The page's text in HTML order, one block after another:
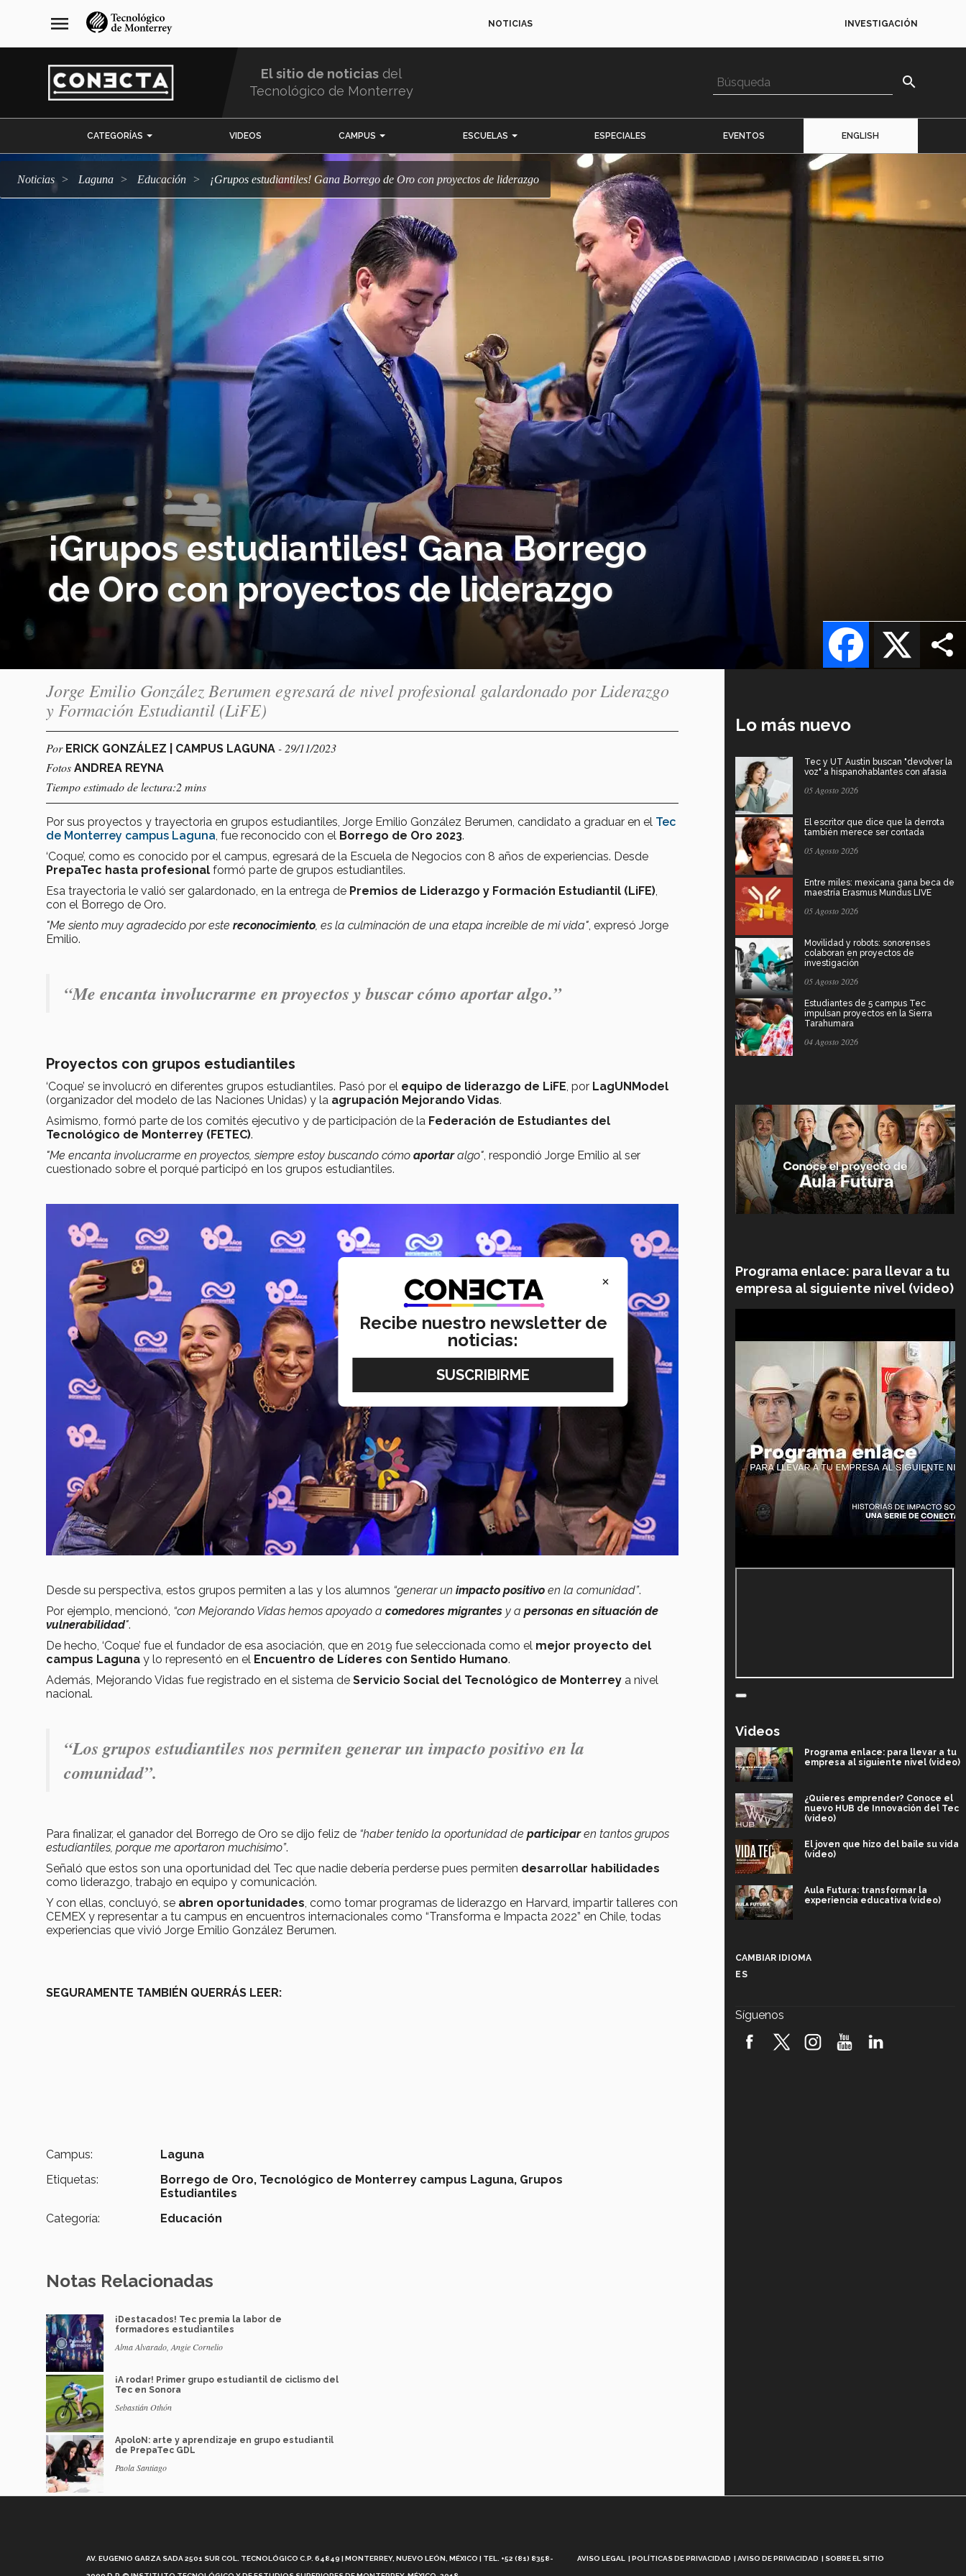
navegación
principal
menu NOTICIAS INVESTIGACIÓN
El sitio de noticias del
Tecnológico de Monterrey
search
CATEGORÍAS VIDEOS CAMPUS ESCUELAS ESPECIALES EVENTOS ENGLISH
Noticias Laguna Educación ¡Grupos estudiantiles! Gana Borrego de Oro con proyectos de liderazgo
¡Grupos estudiantiles! Gana Borrego
de Oro con proyectos de liderazgo
X
Facebook
Jorge Emilio González Berumen egresará de nivel profesional galardonado por Liderazgo
y Formación Estudiantil (LiFE)
Por ERICK GONZÁLEZ | CAMPUS LAGUNA - 29/11/2023
Fotos ANDREA REYNA
Tiempo estimado de lectura:2 mins
Por sus proyectos y trayectoria en grupos estudiantiles, Jorge Emilio González Berumen, candidato a graduar en el Tec
de Monterrey campus Laguna , fue reconocido con el Borrego de Oro 2023.
‘Coque’, como es conocido por el campus, egresará de la Escuela de Negocios con 8 años de experiencias. Desde
PrepaTec hasta profesional formó parte de grupos estudiantiles.
Esa trayectoria le valió ser galardonado, en la entrega de Premios de Liderazgo y Formación Estudiantil (LiFE)
con el Borrego de Oro.
"Me siento muy agradecido por este reconocimiento , es la culminación de una etapa increíble de mi vida" , expresó Jorge
Emilio.
“Me encanta involucrarme en proyectos y buscar cómo aportar algo.”
Proyectos con grupos estudiantiles
‘Coque’ se involucró en diferentes grupos estudiantiles. Pasó por el equipo de liderazgo de LiFE , por LagUNModel
(organizador del modelo de las Naciones Unidas) y la agrupación Mejorando Vidas.
Asimismo, formó parte de los comités ejecutivo y de participación de la Federación de Estudiantes del
Tecnológico de Monterrey (FETEC).
"Me encanta involucrarme en proyectos, siempre estoy buscando cómo aportaralgo" , respondió Jorge Emilio al ser
cuestionado sobre el porqué participó en los grupos estudiantiles.
Desde su perspectiva, estos grupos permiten a las y los alumnos “generar un impacto positivo en la comunidad”.
Por ejemplo, mencionó, “con Mejorando Vidas hemos apoyado a comedores migrantes y a personas en situación de
vulnerabilidad".
De hecho, ‘Coque’ fue el fundador de esa asociación, que en 2019 fue seleccionada como el mejor proyecto del
campus Laguna y lo representó en el Encuentro de Líderes con Sentido Humano.
Además, Mejorando Vidas fue registrado en el sistema de Servicio Social del Tecnológico de Monterrey a nivel
nacional.
“Los grupos estudiantiles nos permiten generar un impacto positivo en la
comunidad”.
Para finalizar, el ganador del Borrego de Oro se dijo feliz de “haber tenido la oportunidad de participaren tantos grupos
estudiantiles, porque me aportaron muchísimo”.
Señaló que estos son una oportunidad del Tec que nadie debería perderse pues permiten desarrollar habilidades
como liderazgo, trabajo en equipo y comunicación.
Y con ellas, concluyó, se abren oportunidades , como tomar programas de liderazgo en Harvard, impartir talleres con
CEMEX y representar a tu campus en encuentros internacionales como “Transforma e Impacta 2022” en Chile, todas
experiencias que vivió Jorge Emilio González Berumen.
SEGURAMENTE TAMBIÉN QUERRÁS LEER:
Campus:
Laguna
Etiquetas:
Borrego de Oro, Tecnológico de Monterrey campus Laguna, Grupos
Estudiantiles
Categoría:
Educación
Notas Relacionadas
¡Destacados! Tec premia la labor de
formadores estudiantiles
Alma Alvarado, Angie Cornelio
¡A rodar! Primer grupo estudiantil de ciclismo del
Tec en Sonora
Sebastián Othón
ApoloN: arte y aprendizaje en grupo estudiantil
de PrepaTec GDL
Paola Santiago
Lo más nuevo
Tec y UT Austin buscan "devolver la
voz" a hispanohablantes con afasia
05 Agosto 2026
El escritor que dice que la derrota
también merece ser contada
05 Agosto 2026
Entre miles: mexicana gana beca de
maestría Erasmus Mundus LIVE
05 Agosto 2026
Movilidad y robots: sonorenses
colaboran en proyectos de
investigación
05 Agosto 2026
Estudiantes de 5 campus Tec
impulsan proyectos en la Sierra
Tarahumara
04 Agosto 2026
Programa enlace: para llevar a tu
empresa al siguiente nivel (video)
Videos
Programa enlace: para llevar a tu
empresa al siguiente nivel (video)
¿Quieres emprender? Conoce el
nuevo HUB de Innovación del Tec
(video)
El joven que hizo del baile su vida
(video)
Aula Futura: transformar la
experiencia educativa (video)
robótica FIRST 2026! (video)
CAMBIAR IDIOMA
ES
Síguenos
AV. EUGENIO GARZA SADA 2501 SUR COL. TECNOLÓGICO C.P. 64849 | MONTERREY, NUEVO LEÓN, MÉXICO | TEL. +52 (81) 8358- AVISO LEGAL POLÍTICAS DE PRIVACIDAD AVISO DE PRIVACIDAD SOBRE EL SITIO
×
Recibe nuestro newsletter de
noticias: